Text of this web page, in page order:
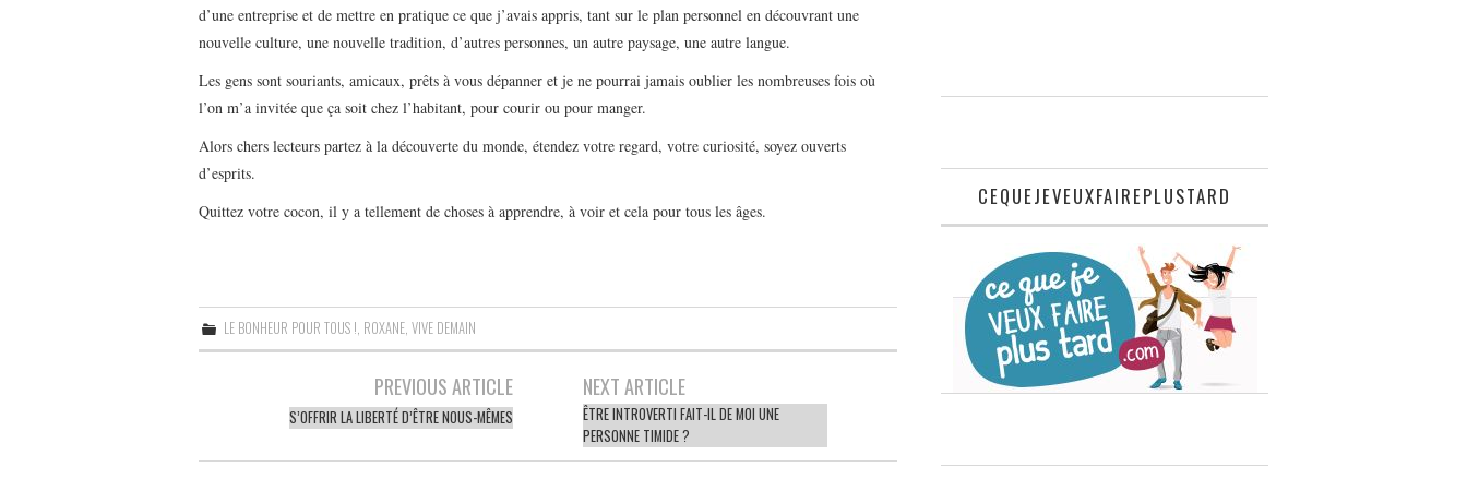
d’une entreprise et de mettre en pratique ce que j’avais appris, tant sur le plan personnel en découvrant une
nouvelle culture, une nouvelle tradition, d’autres personnes, un autre paysage, une autre langue.
Les gens sont souriants, amicaux, prêts à vous dépanner et je ne pourrai jamais oublier les nombreuses fois où
l’on m’a invitée que ça soit chez l’habitant, pour courir ou pour manger.
Alors chers lecteurs partez à la découverte du monde, étendez votre regard, votre curiosité, soyez ouverts
d’esprits.
Quittez votre cocon, il y a tellement de choses à apprendre, à voir et cela pour tous les âges.
LE BONHEUR POUR TOUS !, ROXANE,VIVE DEMAIN
articles
PREVIOUS ARTICLE
S’OFFRIR LA LIBERTÉ D’ÊTRE NOUS-MÊMES
NEXT ARTICLE
ÊTRE INTROVERTI FAIT-IL DE MOI UNE
PERSONNE TIMIDE ?
CEQUEJEVEUXFAIREPLUSTARD